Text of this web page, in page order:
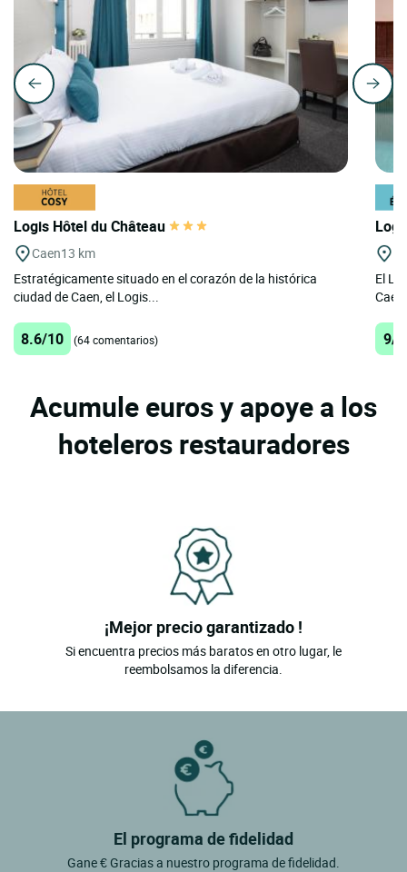
Logis Hôtel du Château
Caen13 km
Estratégicamente situado en el corazón de la histórica
ciudad de Caen, el Logis...
8.6/10 (64 comentarios)
El
9/
Acumule euros y apoye a los
hoteleros restauradores
¡Mejor precio garantizado !
Si encuentra precios más baratos en otro lugar, le
reembolsamos la diferencia.
El programa de fidelidad
Gane € Gracias a nuestro programa de fidelidad.